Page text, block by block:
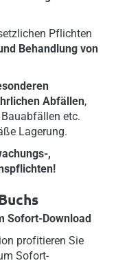
Pflichten
Behandlung von
Abfällen,
etc.
Lagerung.
,
Sofort-Download
profitieren Sie
Sofort-